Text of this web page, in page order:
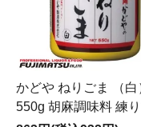
かどや ねりごま （白
550g 胡麻調味料 練